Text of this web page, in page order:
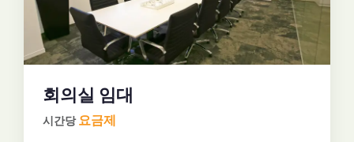
회의실 임대
시간당요금제